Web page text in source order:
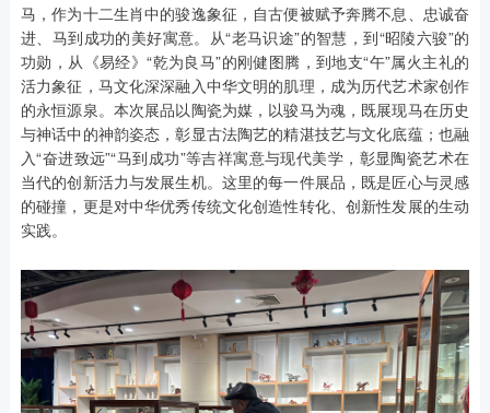
马，作为十二生肖中的骏逸象征，自古便被赋予奔腾不息、忠诚奋
进、马到成功的美好寓意。从“老马识途”的智慧，到“昭陵六骏”的
功勋，从《易经》“乾为良马”的刚健图腾，到地支“午”属火主礼的
活力象征，马文化深深融入中华文明的肌理，成为历代艺术家创作
的永恒源泉。本次展品以陶瓷为媒，以骏马为魂，既展现马在历史
与神话中的神韵姿态，彰显古法陶艺的精湛技艺与文化底蕴；也融
入“奋进致远”“马到成功”等吉祥寓意与现代美学，彰显陶瓷艺术在
当代的创新活力与发展生机。这里的每一件展品，既是匠心与灵感
的碰撞，更是对中华优秀传统文化创造性转化、创新性发展的生动
实践。